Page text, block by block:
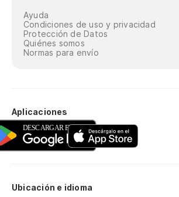
Ayuda
Condiciones de uso y privacidad
Protección de Datos
Quiénes somos
Normas para envío
Aplicaciones
Ubicación e idioma